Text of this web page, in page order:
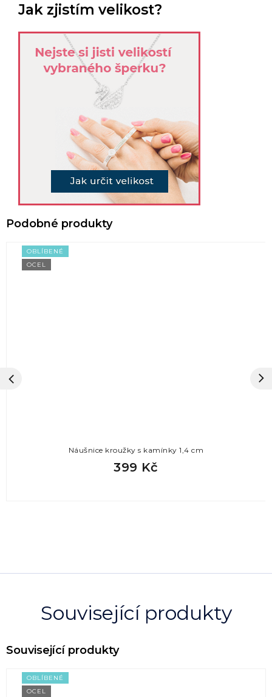
Související produkty
OBLÍBENÉ
OCEL
Jak zjistím velikost?
OBLÍBENÉ
OCEL
Náušnice kroužky s kamínky 1,4 cm
399 Kč